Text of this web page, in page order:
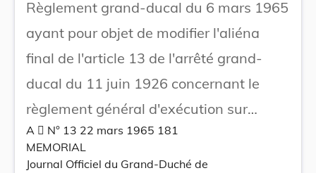
Règlement grand-ducal du 6 mars 1965
ayant pour objet de modifier l'aliéna
final de l'article 13 de l'arrêté grand-
ducal du 11 juin 1926 concernant le
règlement général d'exécution sur
l'assurance-accidents obligatoire (loi de
codification du 17 décembre 1925, Livre
A  N° 13 22 mars 1965 181
MEMORIAL
Journal Officiel du Grand-Duché de